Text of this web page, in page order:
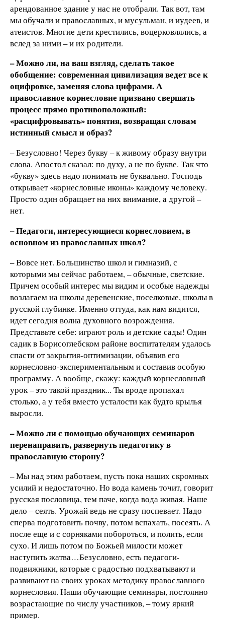
арендованное здание у нас не отобрали. Так вот, там
мы обучали и православных, и мусульман, и иудеев, и
атеистов. Многие дети крестились, воцерковлялись, а
вслед за ними – и их родители.
– Можно ли, на ваш взгляд, сделать такое
обобщение: современная цивилизация ведет все к
оцифровке, заменяя слова цифрами. А
православное корнесловие призвано свершать
процесс прямо противоположный:
«расцифровывать» понятия, возвращая словам
истинный смысл и образ?
– Безусловно! Через букву – к живому образу внутри
слова. Апостол сказал: по духу, а не по букве. Так что
«букву» здесь надо понимать не буквально. Господь
открывает «корнесловные иконы» каждому человеку.
Просто один обращает на них внимание, а другой –
нет.
– Педагоги, интересующиеся корнесловием, в
основном из православных школ?
– Вовсе нет. Большинство школ и гимназий, с
которыми мы сейчас работаем, – обычные, светские.
Причем особый интерес мы видим и особые надежды
возлагаем на школы деревенские, поселковые, школы в
русской глубинке. Именно оттуда, как нам видится,
идет сегодня волна духовного возрождения.
Представьте себе: играют роль и детские сады! Один
садик в Борисоглебском районе воспитателям удалось
спасти от закрытия-оптимизации, объявив его
корнесловно-экспериментальным и составив особую
программу. А вообще, скажу: каждый корнесловный
урок – это такой праздник... Ты вроде пропахал
столько, а у тебя вместо усталости как будто крылья
выросли.
– Можно ли с помощью обучающих семинаров
перенаправить, развернуть педагогику в
православную сторону?
– Мы над этим работаем, пусть пока наших скромных
усилий и недостаточно. Но вода камень точит, говорит
русская пословица, тем паче, когда вода живая. Наше
дело – сеять. Урожай ведь не сразу поспевает. Надо
сперва подготовить почву, потом вспахать, посеять. А
после еще и с сорняками побороться, и полить, если
сухо. И лишь потом по Божьей милости может
наступить жатва…Безусловно, есть педагоги-
подвижники, которые с радостью подхватывают и
развивают на своих уроках методику православного
корнесловия. Наши обучающие семинары, постоянно
возрастающие по числу участников, – тому яркий
пример.